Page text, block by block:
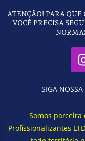
ATENÇÃO! PARA
VOCÊ PRECISA
SIGA NOSSA
Somos parceira
Profissionalizantes